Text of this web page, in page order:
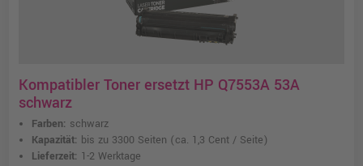
Kompatibler Toner ersetzt HP Q7553A 53A
schwarz
Farben: schwarz
Kapazität: bis zu 3300 Seiten (ca. 1,3 Cent / Seite)
Lieferzeit: 1-2 Werktage